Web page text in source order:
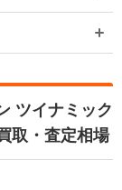
ツイナミック
取・査定相場